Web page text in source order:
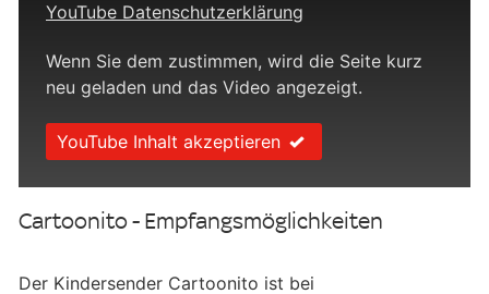
YouTube Datenschutzerklärung
Wenn Sie dem zustimmen, wird die Seite kurz
neu geladen und das Video angezeigt.
YouTube Inhalt akzeptieren
Cartoonito - Empfangsmöglichkeiten
Der Kindersender Cartoonito ist bei